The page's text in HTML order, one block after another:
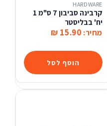
הוסף לסל
HARDWARE
קרבינה סביבון 7 ס"מ 1
יח' בבליסטר
מחיר: 15.90 ₪